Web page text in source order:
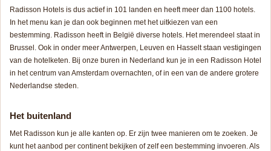
Radisson Hotels is dus actief in 101 landen en heeft meer dan 1100 hotels.
In het menu kan je dan ook beginnen met het uitkiezen van een
bestemming. Radisson heeft in België diverse hotels. Het merendeel staat in
Brussel. Ook in onder meer Antwerpen, Leuven en Hasselt staan vestigingen
van de hotelketen. Bij onze buren in Nederland kun je in een Radisson Hotel
in het centrum van Amsterdam overnachten, of in een van de andere grotere
Nederlandse steden.
Het buitenland
Met Radisson kun je alle kanten op. Er zijn twee manieren om te zoeken. Je
kunt het aanbod per continent bekijken of zelf een bestemming invoeren. Als